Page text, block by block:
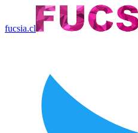
fucsia.cl